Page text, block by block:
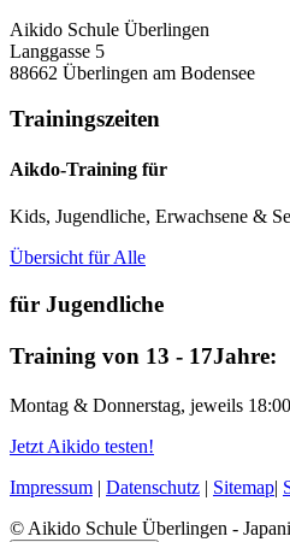
Aikido Schule Überlingen
Langgasse 5
88662 Überlingen am Bodensee
Trainingszeiten
Aikdo-Training für
Kids, Jugendliche, Erwachsene &
Übersicht für Alle
für Jugendliche
Training von 13 - 17Jahre:
Montag & Donnerstag, jeweils
Jetzt Aikido testen!
Impressum | Datenschutz | Sitemap|
© Aikido Schule Überlingen -